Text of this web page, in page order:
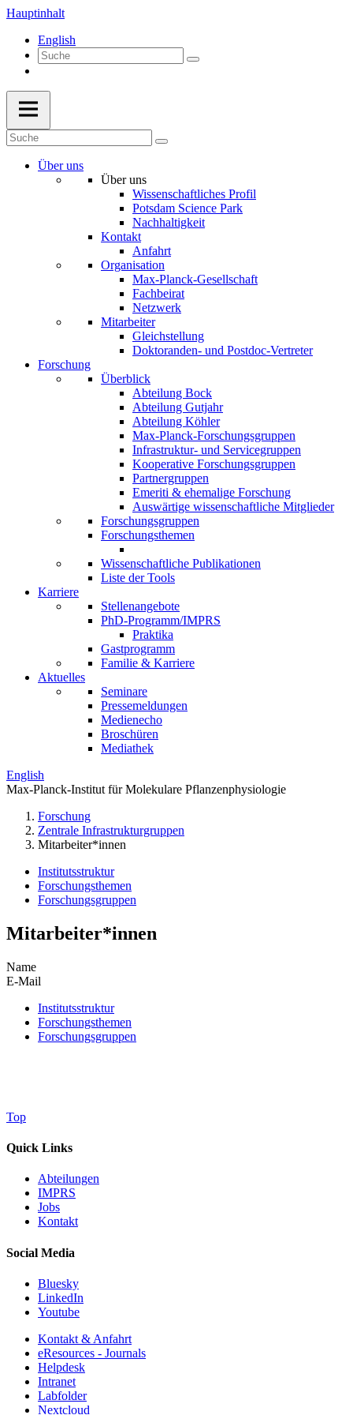
Hauptinhalt
English
Über uns
Über uns
Wissenschaftliches Profil
Potsdam Science Park
Nachhaltigkeit
Kontakt
Anfahrt
Organisation
Max-Planck-Gesellschaft
Fachbeirat
Netzwerk
Mitarbeiter
Gleichstellung
Doktoranden- und Postdoc-Vertreter
Forschung
Überblick
Abteilung Bock
Abteilung Gutjahr
Abteilung Köhler
Max-Planck-Forschungsgruppen
Infrastruktur- und Servicegruppen
Kooperative Forschungsgruppen
Partnergruppen
Emeriti & ehemalige Forschung
Auswärtige wissenschaftliche Mitglieder
Forschungsgruppen
Forschungsthemen
Wissenschaftliche Publikationen
Liste der Tools
Karriere
Stellenangebote
PhD-Programm/IMPRS
Praktika
Gastprogramm
Familie & Karriere
Aktuelles
Seminare
Pressemeldungen
Medienecho
Broschüren
Mediathek
English
Max-Planck-Institut für Molekulare Pflanzenphysiologie
Forschung
Zentrale Infrastrukturgruppen
Mitarbeiter*innen
Institutsstruktur
Forschungsthemen
Forschungsgruppen
Mitarbeiter*innen
Name
E-Mail
Institutsstruktur
Forschungsthemen
Forschungsgruppen
Top
Quick Links
Abteilungen
IMPRS
Jobs
Kontakt
Social Media
Bluesky
LinkedIn
Youtube
Kontakt & Anfahrt
eResources - Journals
Helpdesk
Intranet
Labfolder
Nextcloud